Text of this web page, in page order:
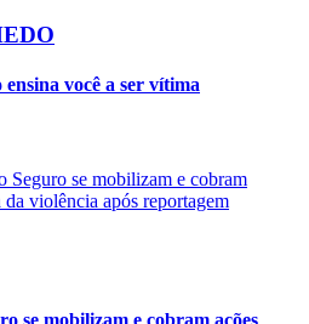
você a ser vítima